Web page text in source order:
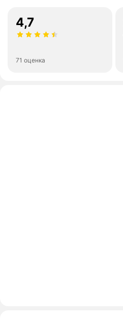
4,7
71 оценка